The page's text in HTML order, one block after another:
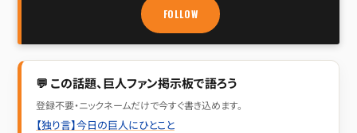
FOLLOW
💬 この話題、巨人ファン掲示板で語ろう
登録不要・ニックネームだけで今すぐ書き込めます。
【独り言】今日の巨人にひとこと